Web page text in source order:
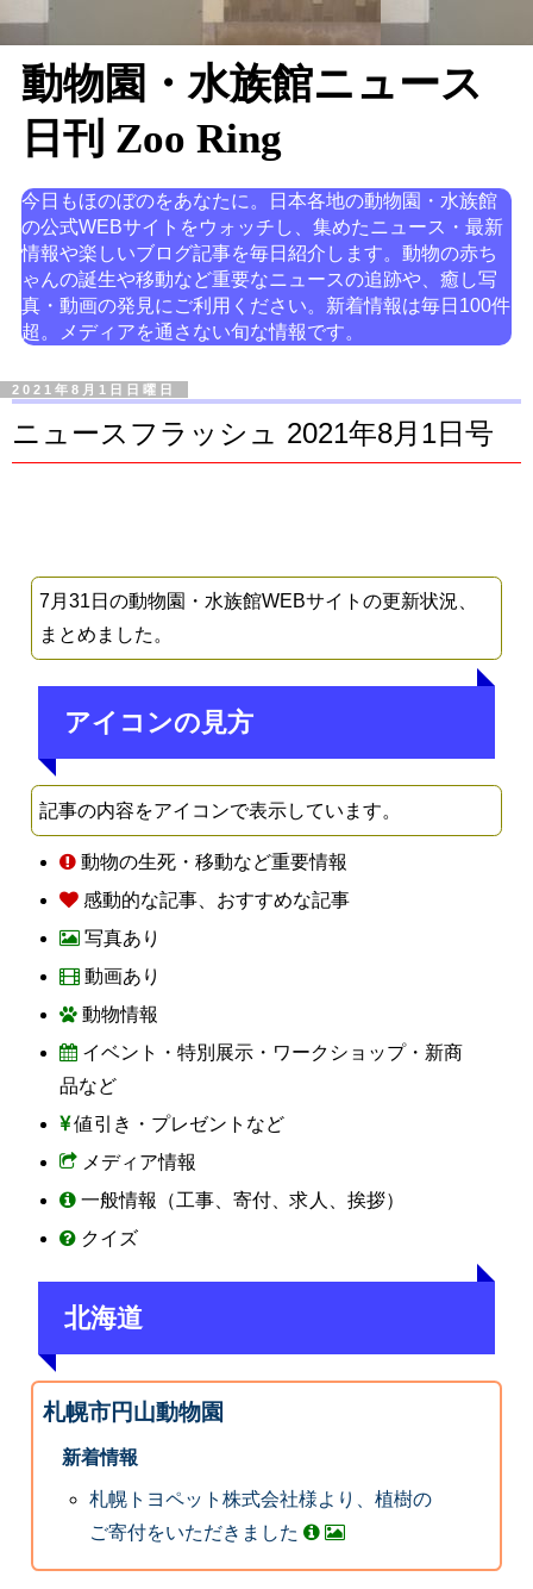
動物園・水族館ニュース
日刊 Zoo Ring
今日もほのぼのをあなたに。日本各地の動物園・水族館
の公式WEBサイトをウォッチし、集めたニュース・最新
情報や楽しいブログ記事を毎日紹介します。動物の赤ち
ゃんの誕生や移動など重要なニュースの追跡や、癒し写
真・動画の発見にご利用ください。新着情報は毎日100件
超。メディアを通さない旬な情報です。
2021年8月1日日曜日
ニュースフラッシュ 2021年8月1日号
7月31日の動物園・水族館WEBサイトの更新状況、
まとめました。
アイコンの見方
記事の内容をアイコンで表示しています。
動物の生死・移動など重要情報
感動的な記事、おすすめな記事
写真あり
動画あり
動物情報
イベント・特別展示・ワークショップ・新商
品など
値引き・プレゼントなど
メディア情報
一般情報（工事、寄付、求人、挨拶）
クイズ
北海道
札幌市円山動物園
新着情報
札幌トヨペット株式会社様より、植樹の
ご寄付をいただきました